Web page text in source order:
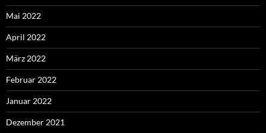
Mai 2022
April 2022
März 2022
Februar 2022
Januar 2022
Dezember 2021